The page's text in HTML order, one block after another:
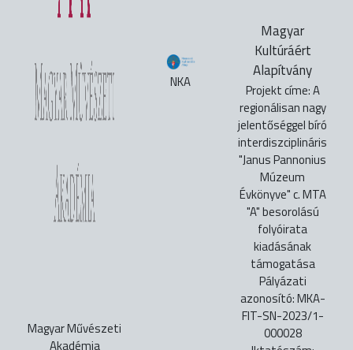
Magyar Művészeti
Akadémia
NKA
Magyar
Kultúráért
Alapítvány
Projekt címe: A
regionálisan nagy
jelentőséggel bíró
interdiszciplináris
"Janus Pannonius
Múzeum
Évkönyve" c. MTA
"A" besorolású
folyóirata
kiadásának
támogatása
Pályázati
azonosító: MKA-
FIT-SN-2023/1-
000028